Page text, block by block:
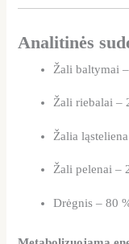
Analitinės
Žali baltymai
Žali riebalai –
Žalia
Žali pelenai –
Drėgnis – 80